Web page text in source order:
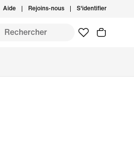
Aide Rejoins-nous S'identifier